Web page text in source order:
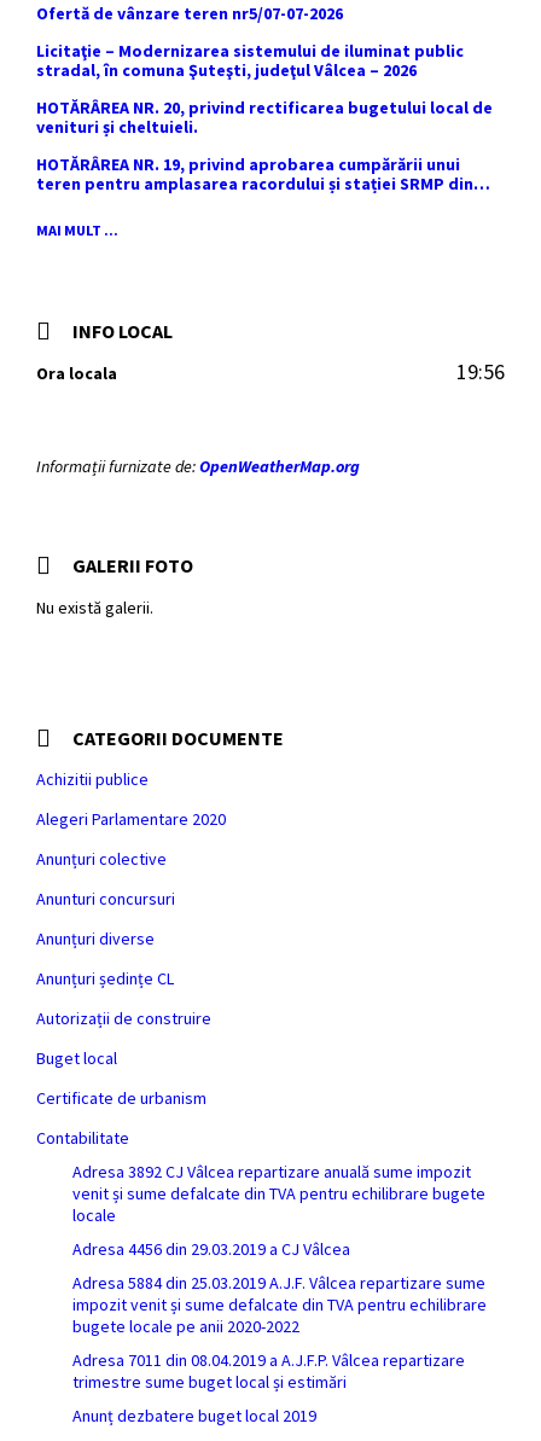
Ofertă de vânzare teren nr5/07-07-2026
Licitaţie – Modernizarea sistemului de iluminat public
stradal, în comuna Şuteşti, judeţul Vâlcea – 2026
HOTĂRÂREA NR. 20, privind rectificarea bugetului local de
venituri și cheltuieli.
HOTĂRÂREA NR. 19, privind aprobarea cumpărării unui
teren pentru amplasarea racordului și stației SRMP din
comuna Sutești.
MAI MULT ...
INFO LOCAL
Ora locala 19:56
Informații furnizate de:OpenWeatherMap.org
GALERII FOTO
Nu există galerii.
CATEGORII DOCUMENTE
Achizitii publice
Alegeri Parlamentare 2020
Anunțuri colective
Anunturi concursuri
Anunțuri diverse
Anunțuri ședințe CL
Autorizații de construire
Buget local
Certificate de urbanism
Contabilitate
Adresa 3892 CJ Vâlcea repartizare anuală sume impozit
venit și sume defalcate din TVA pentru echilibrare bugete
locale
Adresa 4456 din 29.03.2019 a CJ Vâlcea
Adresa 5884 din 25.03.2019 A.J.F. Vâlcea repartizare sume
impozit venit și sume defalcate din TVA pentru echilibrare
bugete locale pe anii 2020-2022
Adresa 7011 din 08.04.2019 a A.J.F.P. Vâlcea repartizare
trimestre sume buget local și estimări
Anunț dezbatere buget local 2019